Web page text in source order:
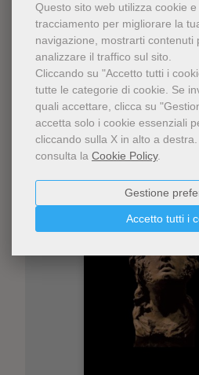
Questo sito web utilizza cookie
tracciamento per migliorare la
navigazione, mostrarti contenuti
analizzare il traffico sul sito.
Cliccando su "Accetto tutti i
tutte le categorie di cookie. Se
quali accettare, clicca su
accetta solo i cookie essenziali
cliccando sulla X in alto a destra.
consulta la Cookie Policy.
Accetto tutti i
Gestione
Ti potrebbe